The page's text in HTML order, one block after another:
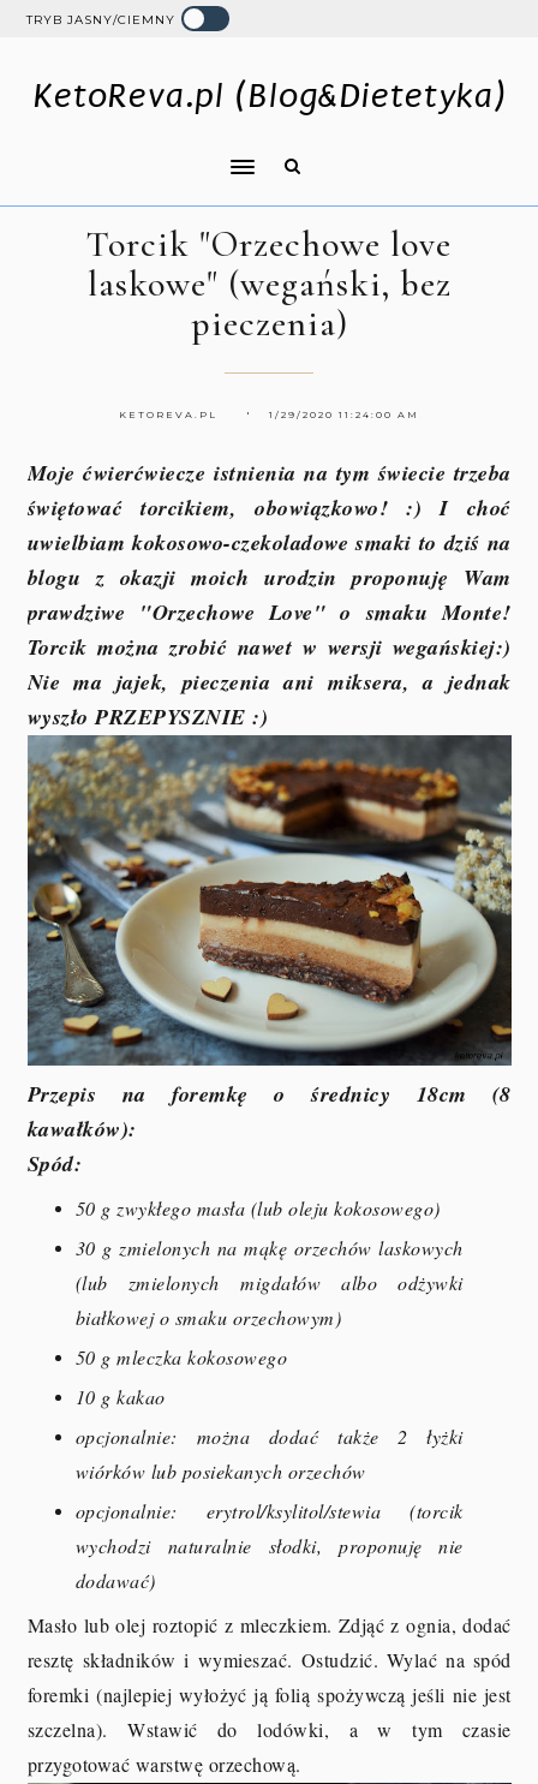
TRYB JASNY/CIEMNY
KetoReva.pl (Blog&Dietetyka)
Torcik "Orzechowe love
laskowe" (wegański, bez
pieczenia)
KETOREVA.PL 1/29/2020 11:24:00 AM
Moje ćwierćwiecze istnienia na tym świecie trzeba
świętować torcikiem, obowiązkowo! :) I choć
uwielbiam kokosowo-czekoladowe smaki to dziś na
blogu z okazji moich urodzin proponuję Wam
prawdziwe "Orzechowe Love" o smaku Monte!
Torcik można zrobić nawet w wersji wegańskiej:)
Nie ma jajek, pieczenia ani miksera, a jednak
wyszło PRZEPYSZNIE :)
Przepis na foremkę o średnicy 18cm (8
kawałków):
Spód:
50 g zwykłego masła (lub oleju kokosowego)
30 g zmielonych na mąkę orzechów laskowych
(lub zmielonych migdałów albo odżywki
białkowej o smaku orzechowym)
50 g mleczka kokosowego
10 g kakao
opcjonalnie: można dodać także 2 łyżki
wiórków lub posiekanych orzechów
opcjonalnie: erytrol/ksylitol/stewia (torcik
wychodzi naturalnie słodki, proponuję nie
dodawać)
Masło lub olej roztopić z mleczkiem. Zdjąć z ognia, dodać
resztę składników i wymieszać. Ostudzić. Wylać na spód
foremki (najlepiej wyłożyć ją folią spożywczą jeśli nie jest
szczelna). Wstawić do lodówki, a w tym czasie
przygotować warstwę orzechową.